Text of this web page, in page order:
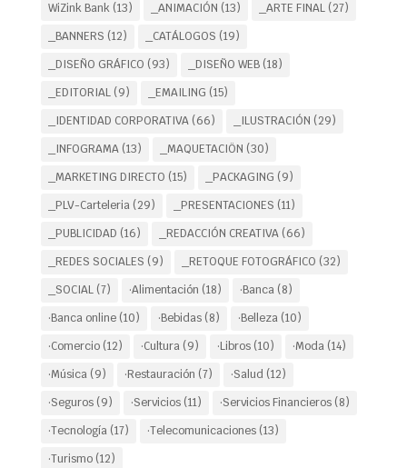
WiZink Bank(13) _ANIMACIÓN (13) _ARTE FINAL(27)
_BANNERS (12) _CATÁLOGOS (19)
_DISEÑO GRÁFICO (93) _DISEÑO WEB(18)
_EDITORIAL(9) _EMAILING (15)
_IDENTIDAD CORPORATIVA(66) _ILUSTRACIÓN (29)
_INFOGRAMA(13) _MAQUETACIÖN (30)
_MARKETING DIRECTO (15) _PACKAGING (9)
_PLV-Carteleria(29) _PRESENTACIONES (11)
_PUBLICIDAD (16) _REDACCIÓN CREATIVA(66)
_REDES SOCIALES (9) _RETOQUE FOTOGRÁFICO (32)
_SOCIAL(7) ·Alimentación (18) ·Banca(8)
·Banca online(10) ·Bebidas(8) ·Belleza(10)
·Comercio(12) ·Cultura(9) ·Libros(10) ·Moda(14)
·Música(9) ·Restauración (7) ·Salud (12)
·Seguros(9) ·Servicios(11) ·Servicios Financieros(8)
·Tecnología(17) ·Telecomunicaciones(13)
·Turismo(12)